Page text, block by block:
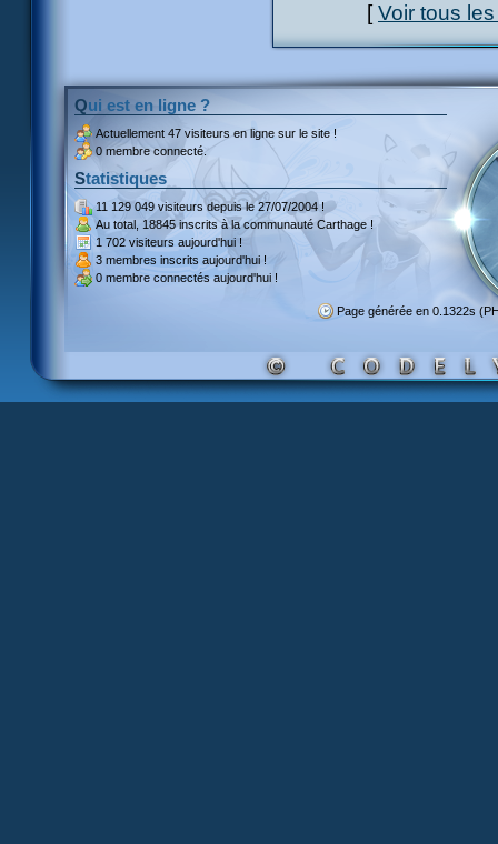
[Voir tous
Qui est en ligne ?
Actuellement 47 visiteurs en ligne sur le site !
0 membre connecté.
Statistiques
11 129 049 visiteursdepuis le 27/07/2004 !
Au total, 18845 inscritsà la communauté Carthage !
1 702 visiteurs aujourd'hui !
3 membres inscrits aujourd'hui !
0 membre connectés aujourd'hui !
Page générée en 0.1322s